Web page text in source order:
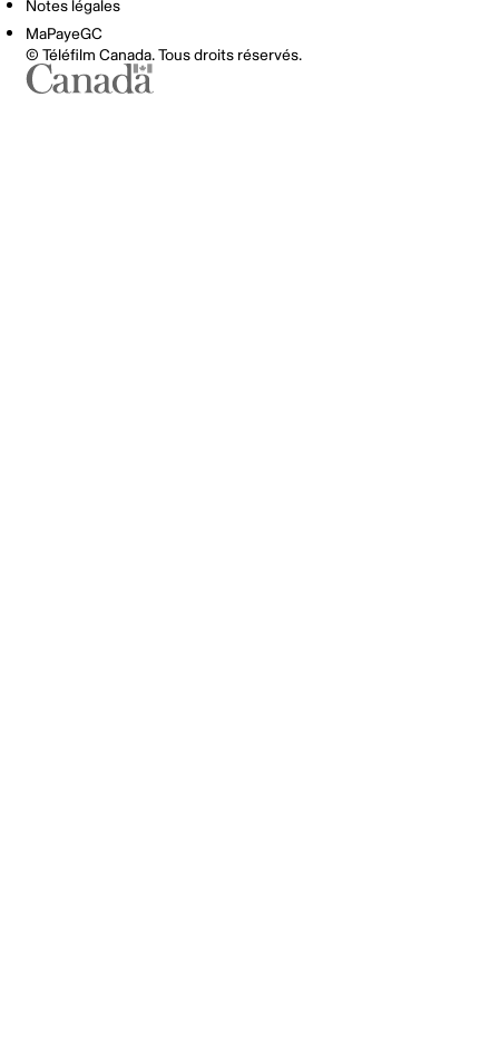
Notes légales
MaPayeGC
© Téléfilm Canada. Tous droits réservés.